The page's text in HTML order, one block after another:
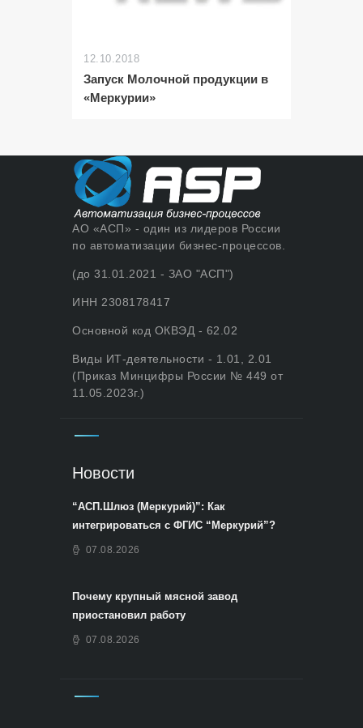
12.10.2018
Запуск Молочной продукции в
«Меркурии»
АО «АСП» - один из лидеров России
по автоматизации бизнес-процессов.
(до 31.01.2021 - ЗАО "АСП")
ИНН 2308178417
Основной код ОКВЭД - 62.02
Виды ИТ-деятельности - 1.01, 2.01
(Приказ Минцифры России № 449 от
11.05.2023г.)
Новости
“АСП.Шлюз (Меркурий)”: Как
интегрироваться с ФГИС “Меркурий”?
07.08.2026
Почему крупный мясной завод
приостановил работу
07.08.2026